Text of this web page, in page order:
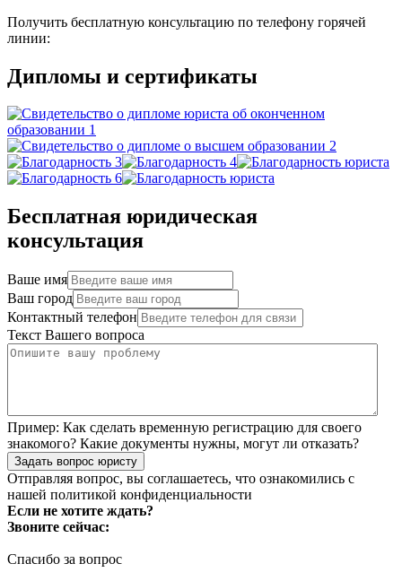
Получить бесплатную консультацию по телефону горячей
линии:
Дипломы и сертификаты
Бесплатная юридическая
консультация
Ваше имя
Ваш город
Контактный телефон
Текст Вашего вопроса
Пример: Как сделать временную регистрацию для своего
знакомого? Какие документы нужны, могут ли отказать?
Задать вопрос юристу
Отправляя вопрос, вы соглашаетесь, что ознакомились с
нашей политикой конфиденциальности
Если не хотите ждать?
Звоните сейчас:
Спасибо за вопрос